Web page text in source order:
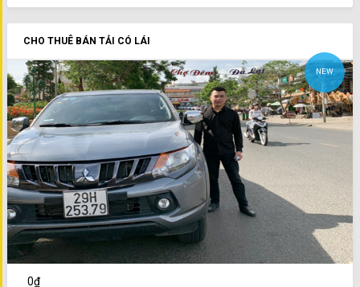
CHO THUÊ BÁN TẢI CÓ LÁI
NEW
0₫